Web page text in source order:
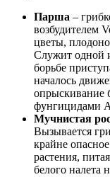
Парша –
возбудителем
цветы,
Служит одной
борьбе
началось
опрыскивание
фунгицидами
Мучнистая
Вызывается
крайне
растения,
белого налета